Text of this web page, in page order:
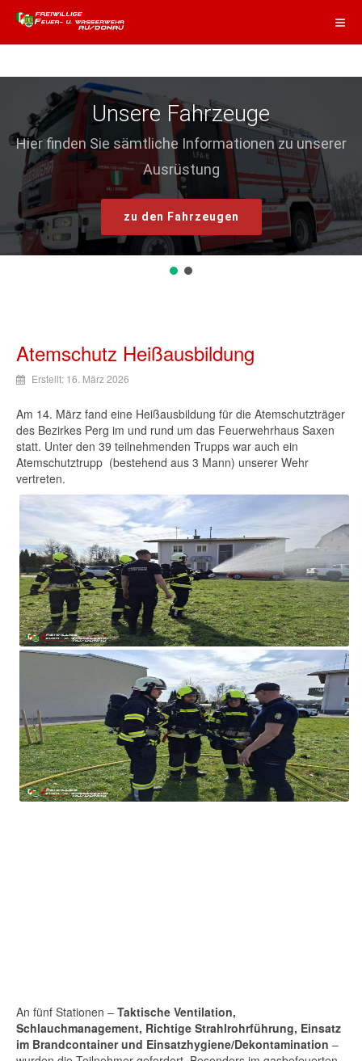
Unsere Fahrzeuge
Hier finden Sie sämtliche Informationen zu unserer
Ausrüstung
zu den Fahrzeugen
Atemschutz Heißausbildung
Erstellt: 16. März 2026
Am 14. März fand eine Heißausbildung für die Atemschutzträger
des Bezirkes Perg im und rund um das Feuerwehrhaus Saxen
statt. Unter den 39 teilnehmenden Trupps war auch ein
Atemschutztrupp (bestehend aus 3 Mann) unserer Wehr
vertreten.
An fünf Stationen – Taktische Ventilation,
Schlauchmanagement, Richtige Strahlrohrführung, Einsatz
im Brandcontainer und Einsatzhygiene/Dekontamination –